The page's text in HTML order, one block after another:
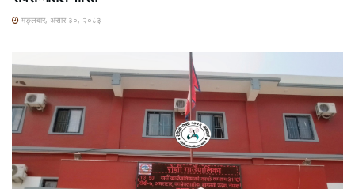
मङ्लबार, असार ३०, २०८३